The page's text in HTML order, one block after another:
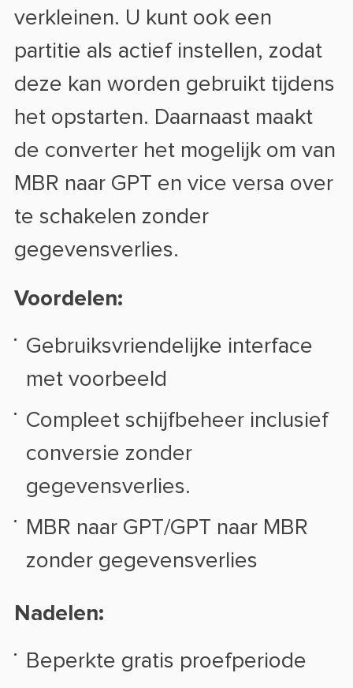
verkleinen. U kunt ook een
partitie als actief instellen, zodat
deze kan worden gebruikt tijdens
het opstarten. Daarnaast maakt
de converter het mogelijk om van
MBR naar GPT en vice versa over
te schakelen zonder
gegevensverlies.
Voordelen:
Gebruiksvriendelijke interface
met voorbeeld
Compleet schijfbeheer inclusief
conversie zonder
gegevensverlies.
MBR naar GPT/GPT naar MBR
zonder gegevensverlies
Nadelen:
Beperkte gratis proefperiode